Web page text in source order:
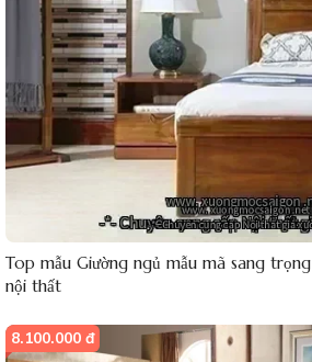
Top mẫu Giường ngủ mẫu mã sang
nội thất
8.100.000 đ